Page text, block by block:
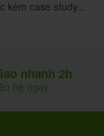
đúng kỹ
loại bỏ
miệng họng.
case study...
nhanh 2h
hệ ngay